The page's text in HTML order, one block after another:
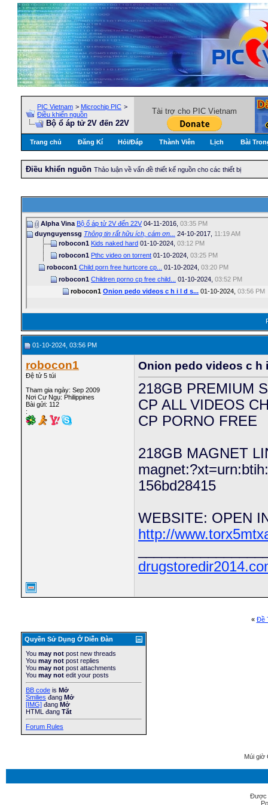
PIC Vietnam > Microchip PIC >
Điều khiển nguồn
Bộ ổ áp tử 2V đến 22V
Tài trợ cho PIC Vietnam
Trang chủ Đăng Kí Hỏi/Ðáp Thành Viên Lịch Bài
Điều khiển nguồn Thảo luận về vấn đề thiết kế nguồn cho các thiết bị
Alpha Vina Bộ ổ áp tử 2V đến 22V04-11-2016, 03:35 PM
duynguyenssg Thông tin rất hữu ích, cám ơn... 24-10-2017, 11:19 AM
robocon1 Kids naked hard 01-10-2024, 03:12 PM
robocon1 Pthc video on torrent 01-10-2024, 03:25 PM
robocon1 Child porn free hurtcore cp... 01-10-2024, 03:20 PM
robocon1 Children porno cp free child... 01-10-2024, 03:52 PM
robocon1 Onion pedo videos c h i l d s... 01-10-2024, 03:56 PM
01-10-2024, 03:56 PM
robocon1
Đệ tử 5 túi
Tham gia ngày: Sep 2009
Nơi Cư Ngụ: Philippines
Bài gửi: 112
:
Onion pedo videos c h
218GB PREMIUM
CP ALL VIDEOS
CP PORNO FREE
218GB MAGNET
156bd28415
WEBSITE: OPEN
http://
« Ðề
Quyền Sử Dụng Ở Diễn Ðàn
You may not post new threads
You may not post replies
You may not post attachments
You may not edit your posts
BB code is Mở
Smilies đang Mở
[IMG] đang Mở
HTML đang Tắt
Forum Rules
Múi giờ
Được